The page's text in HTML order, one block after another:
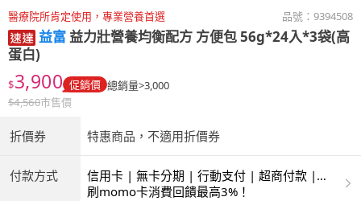
醫療院所肯定使用，專業營養首選 品號： 9394508
益富益力壯營養均衡配方 方便包 56g*24入*3袋(高
蛋白)
$3,900 促銷價 總銷量>3,000
$4,560市售價
折價券 特惠商品，不適用折價券
付款方式
信用卡 | 無卡分期 | 行動支付 | 超商付款 |
ATM | 銀聯卡
刷momo卡消費回饋最高3%！